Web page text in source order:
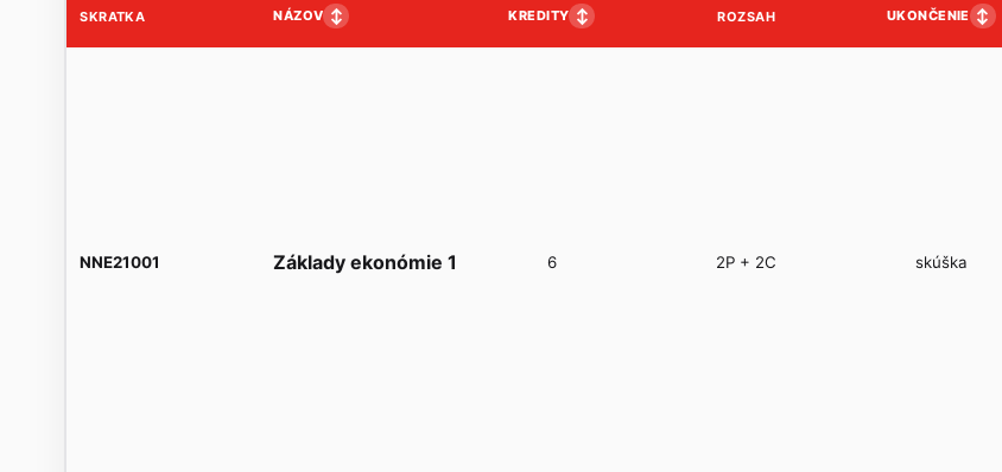
SKRATKA NÁZOV ↕ KREDITY ↕ ROZSAH UKONČENIE ↕
NNE21001 Základy ekonómie 1 6 2P + 2C skúška